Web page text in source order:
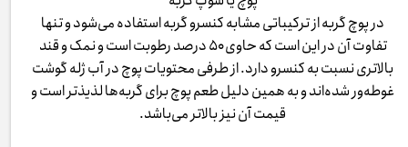
در پوچ گربه از ترکیباتی مشابه کنسرو گربه استفاده می‌شود و تنها
تفاوت آن در این است که حاوی ۵۰ درصد رطوبت است و نمک و قند
بالاتری نسبت به کنسرو دارد. از طرفی محتویات پوچ در آب ژله گوشت
غوطه‌ور شده‌اند و به همین دلیل طعم پوچ برای گربه‌ها لذیذتر است و
قیمت آن نیز بالاتر می‌باشد.